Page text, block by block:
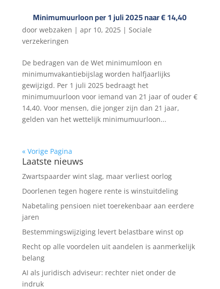
Minimumuurloon per 1 juli 2025 naar € 14,40
door webzaken | apr 10, 2025| Sociale
verzekeringen
De bedragen van de Wet minimumloon en
minimumvakantiebijslag worden halfjaarlijks
gewijzigd. Per 1 juli 2025 bedraagt het
minimumuurloon voor iemand van 21 jaar of ouder €
14,40. Voor mensen, die jonger zijn dan 21 jaar,
gelden van het wettelijk minimumuurloon...
« Vorige Pagina
Laatste nieuws
Zwartspaarder wint slag, maar verliest oorlog
Doorlenen tegen hogere rente is winstuitdeling
Nabetaling pensioen niet toerekenbaar aan eerdere
jaren
Bestemmingswijziging levert belastbare winst op
Recht op alle voordelen uit aandelen is aanmerkelijk
belang
AI als juridisch adviseur: rechter niet onder de
indruk